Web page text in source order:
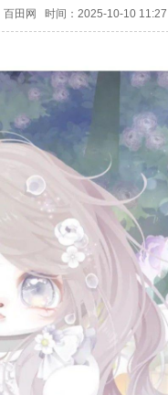
百田网 时间：2025-10-10